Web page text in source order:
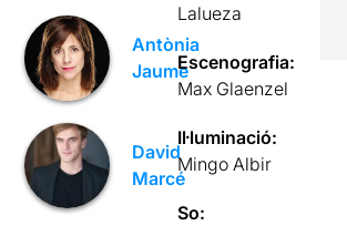
Antònia
Jaume
David
Marcé
Lalueza
Escenografia:
Max Glaenzel
Il·luminació:
Mingo Albir
So: